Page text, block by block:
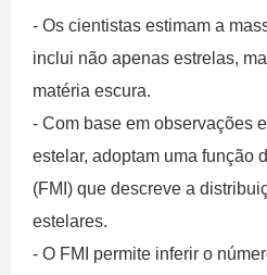
- Os cientistas estimam a
inclui não apenas estrelas,
matéria escura.
- Com base em observações
estelar, adoptam uma função
(FMI) que descreve a
estelares.
- O FMI permite inferir o